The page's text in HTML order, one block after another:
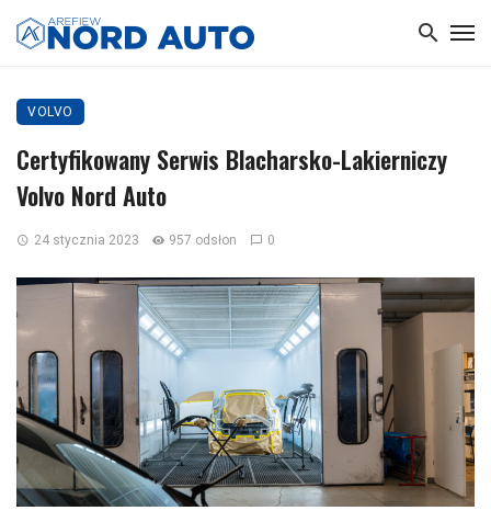
VOLVO
Certyfikowany Serwis Blacharsko-Lakierniczy
Volvo Nord Auto
24 stycznia 2023 957 odsłon 0